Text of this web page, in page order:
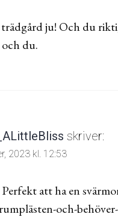
ju! Och du
du.
skriver:
2023 kl. 12:53
att ha en
och-